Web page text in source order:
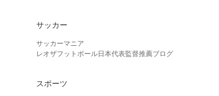
サッカー
サッカーマニア
レオザフットボール日本代表監督推薦ブログ
スポーツ